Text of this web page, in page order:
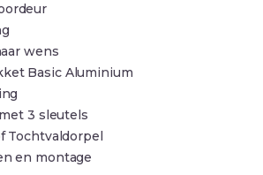
wens
Basic Aluminium
3 sleutels
Tochtvaldorpel
en montage